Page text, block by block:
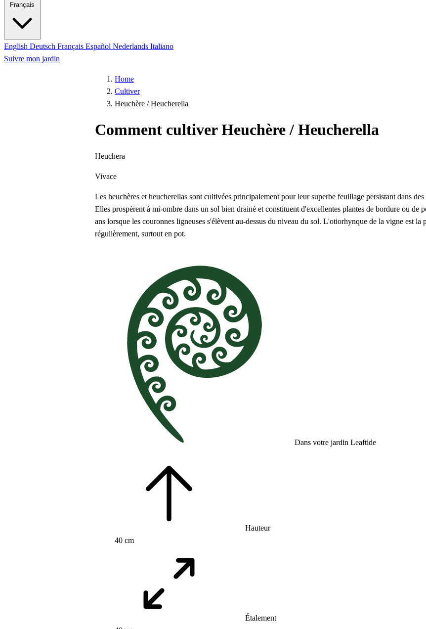
Français
English Deutsch Français Español Nederlands Italiano
Suivre mon jardin
Home
Cultiver
Heuchère / Heucherella
Comment cultiver Heuchère / Heucherella
Heuchera
Vivace
Les heuchères et heucherellas sont cultivées principalement pour leur superbe feuillage persistant dans
Elles prospèrent à mi-ombre dans un sol bien drainé et constituent d'excellentes plantes de bordure ou de
ans lorsque les couronnes ligneuses s'élèvent au-dessus du niveau du sol. L'otiorhynque de la vigne est
régulièrement, surtout en pot.
Dans votre jardin Leaftide
Hauteur
40 cm
Étalement